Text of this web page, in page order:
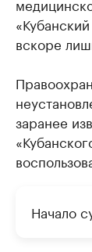
вскоре
заранее
Начало